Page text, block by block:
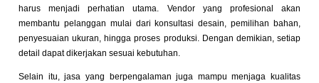
harus menjadi perhatian utama. Vendor yang profesional akan
membantu pelanggan mulai dari konsultasi desain, pemilihan bahan,
penyesuaian ukuran, hingga proses produksi. Dengan demikian, setiap
detail dapat dikerjakan sesuai kebutuhan.
Selain itu, jasa yang berpengalaman juga mampu menjaga kualitas